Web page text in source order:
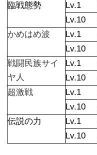
臨戦態勢
Lv.1
Lv.10
かめはめ波
Lv.1
Lv.10
戦闘民族サイ
ヤ人
Lv.1
Lv.10
超激戦
Lv.1
Lv.10
伝説の力
Lv.1
Lv.10